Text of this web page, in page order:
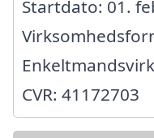
Startdato: 01.
CVR: 41172703